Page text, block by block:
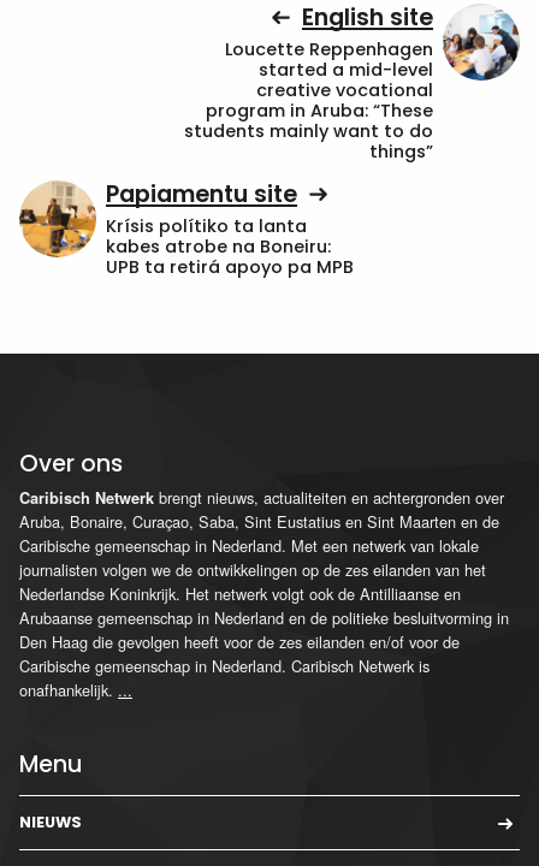
English site
Loucette Reppenhagen
started a mid-level
creative vocational
program in Aruba: “These
students mainly want to do
things”
Papiamentu site
Krísis polítiko ta lanta
kabes atrobe na Boneiru:
UPB ta retirá apoyo pa MPB
Over ons
Caribisch Netwerk brengt nieuws, actualiteiten en achtergronden over
Aruba, Bonaire, Curaçao, Saba, Sint Eustatius en Sint Maarten en de
Caribische gemeenschap in Nederland. Met een netwerk van lokale
journalisten volgen we de ontwikkelingen op de zes eilanden van het
Nederlandse Koninkrijk. Het netwerk volgt ook de Antilliaanse en
Arubaanse gemeenschap in Nederland en de politieke besluitvorming in
Den Haag die gevolgen heeft voor de zes eilanden en/of voor de
Caribische gemeenschap in Nederland. Caribisch Netwerk is
onafhankelijk. ...
Menu
NIEUWS